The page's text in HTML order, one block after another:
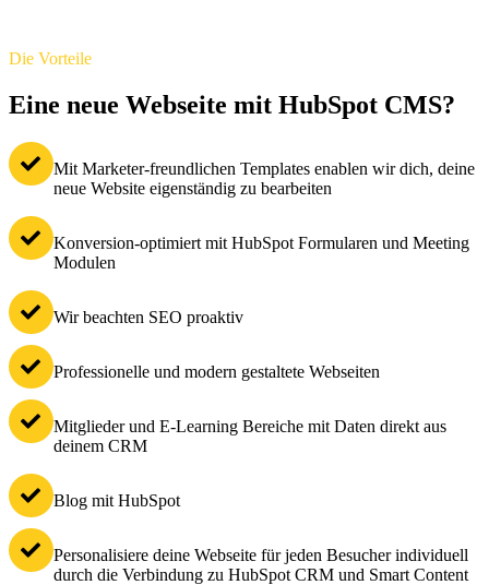
Die Vorteile
Eine neue Webseite mit HubSpot CMS?
Mit Marketer-freundlichen Templates enablen wir dich, deine
neue Website eigenständig zu bearbeiten
Konversion-optimiert mit HubSpot Formularen und Meeting
Modulen
Wir beachten SEO proaktiv
Professionelle und modern gestaltete Webseiten
Mitglieder und E-Learning Bereiche mit Daten direkt aus
deinem CRM
Blog mit HubSpot
Personalisiere deine Webseite für jeden Besucher individuell
durch die Verbindung zu HubSpot CRM und Smart Content